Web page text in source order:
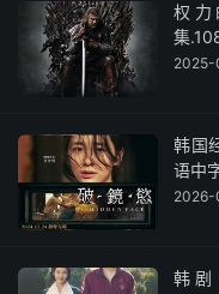
权
集
2025-
韩国
语中
韩